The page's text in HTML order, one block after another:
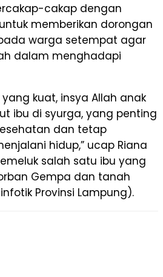
cakap dengan
memberikan dorongan
warga setempat agar
dalam menghadapi
kuat, insya Allah anak
ibu di syurga, yang penting
dan tetap
hidup,” ucap Riana
salah satu ibu yang
Gempa dan tanah
Provinsi Lampung).